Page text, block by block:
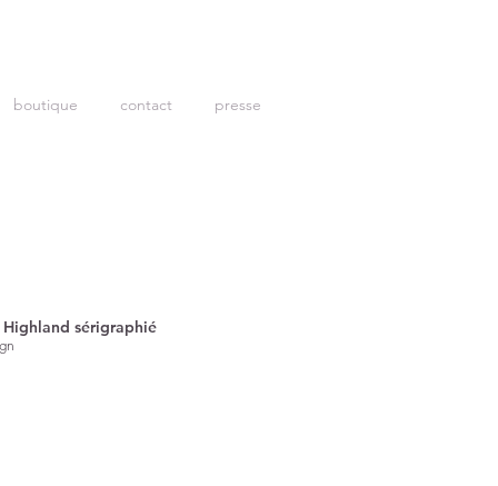
boutique contact presse
Highland sérigraphié